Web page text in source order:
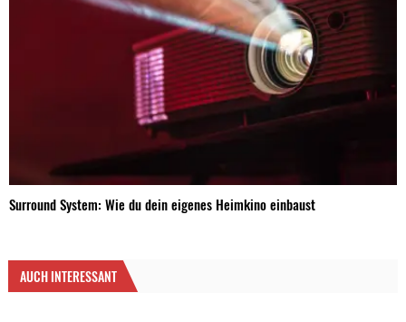
Surround System: Wie du dein eigenes Heimkino einbaust
AUCH INTERESSANT